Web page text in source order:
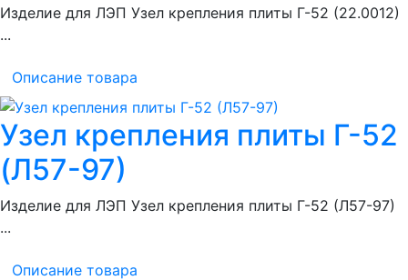
Изделие для ЛЭП Узел крепления плиты Г-52 (22.0012)
...
Описание товара
Узел крепления плиты Г-52
(Л57-97)
Изделие для ЛЭП Узел крепления плиты Г-52 (Л57-97)
...
Описание товара